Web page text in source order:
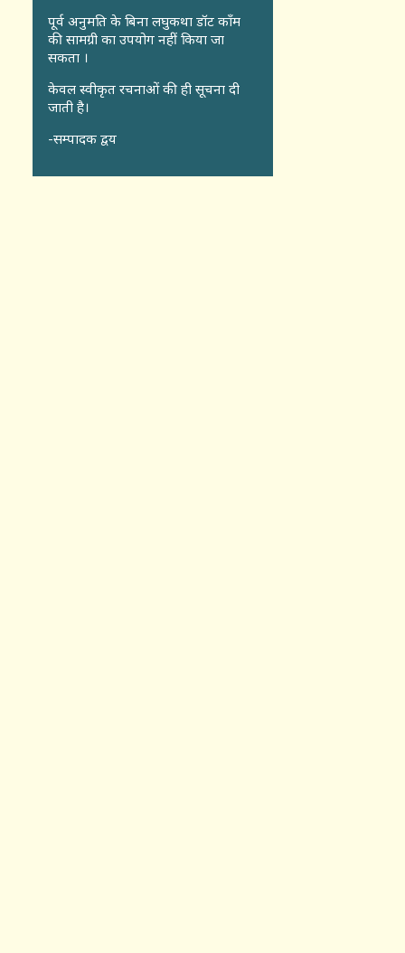
पूर्व अनुमति के बिना लघुकथा डॉट कॉंम
की सामग्री का उपयोग नहीं किया जा
सकता ।
केवल स्वीकृत रचनाओं की ही सूचना दी
जाती है।
-सम्पादक द्वय